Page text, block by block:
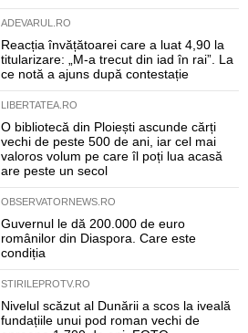
ADEVARUL.RO
Reacția învățătoarei care a luat 4,90 la
titularizare: „M-a trecut din iad în rai”. La
ce notă a ajuns după contestație
LIBERTATEA.RO
O bibliotecă din Ploiești ascunde cărți
vechi de peste 500 de ani, iar cel mai
valoros volum pe care îl poți lua acasă
are peste un secol
OBSERVATORNEWS.RO
Guvernul le dă 200.000 de euro
românilor din Diaspora. Care este
condiția
STIRILEPROTV.RO
Nivelul scăzut al Dunării a scos la iveală
fundațiile unui pod roman vechi de